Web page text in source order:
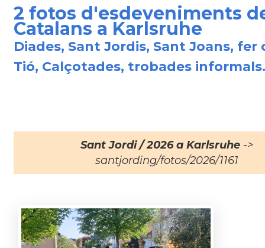
2 fotos d'esdeveniments
Catalans a Karlsruhe
Diades, Sant Jordis, Sant Joans, fer
Tió, Calçotades, trobades
Sant Jordi / 2026 a Karlsruhe ->
santjording/fotos/2026/1161